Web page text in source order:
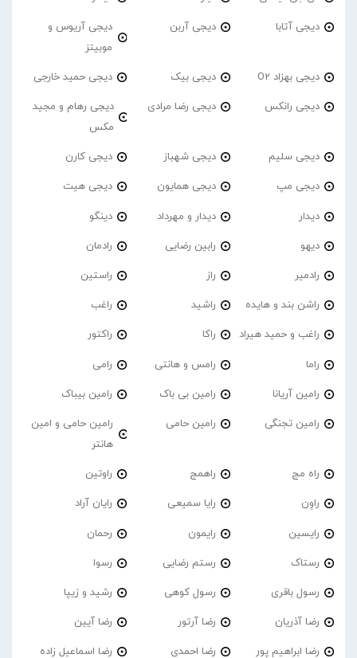
دیجی آتابا دیجی آربن
دیجی آریوس و
موبیتز
دیجی بهزاد O2 دیجی بیک دیجی حمید خارجی
دیجی رانکس دیجی رضا مرادی
دیجی رهام و مجید
مکس
دیجی سلیم دیجی شهباز دیجی کارن
دیجی مپ دیجی همایون دیجی هیت
دیدار دیدار و مهرداد دینگو
دیهو رابین رضایی رادمان
رادمیر راز راستین
راشن بند و هایده راشید راغب
راغب و حمید هیراد راکا راکتور
راما رامس و هانتی رامی
رامین آریانا رامین بی باک رامین بیباک
رامین تجنگی رامین حامی
رامین حامی و امین
هانتر
راه مج راهمج راوتین
راوِن رایا سمیعی رایان آراد
رایسین رایمون رحمان
رستاک رستم رضایی رسوا
رسول باقری رسول کوهی رشید و زیپا
رضا آذریان رضا آرتور رضا آیین
رضا ابراهیم پور رضا احمدی رضا اسماعیل زاده